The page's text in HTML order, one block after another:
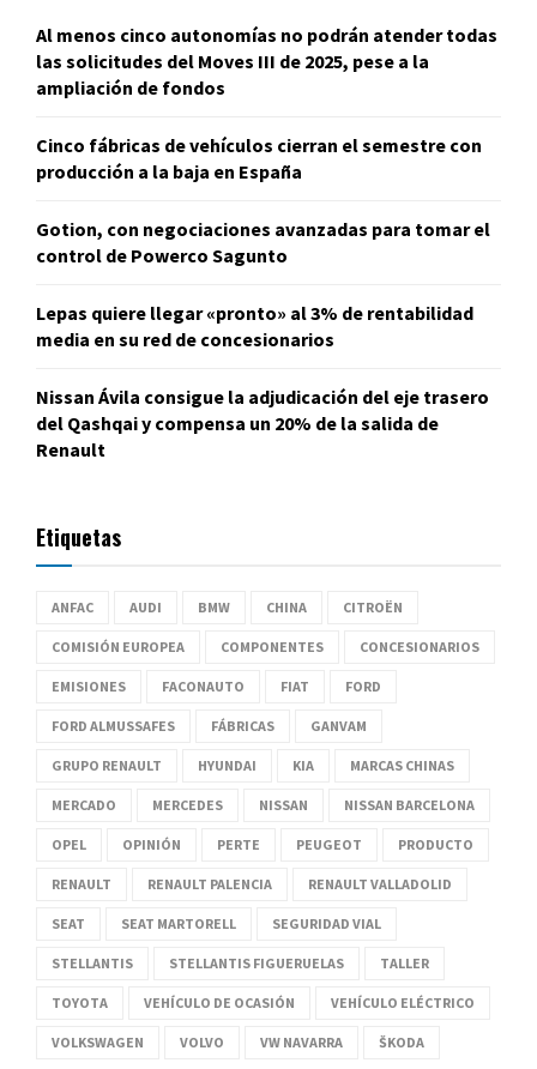
Al menos cinco autonomías no podrán atender todas
las solicitudes del Moves III de 2025, pese a la
ampliación de fondos
Cinco fábricas de vehículos cierran el semestre con
producción a la baja en España
Gotion, con negociaciones avanzadas para tomar el
control de Powerco Sagunto
Lepas quiere llegar «pronto» al 3% de rentabilidad
media en su red de concesionarios
Nissan Ávila consigue la adjudicación del eje trasero
del Qashqai y compensa un 20% de la salida de
Renault
Etiquetas
ANFAC AUDI BMW CHINA CITROËN
COMISIÓN EUROPEA COMPONENTES CONCESIONARIOS
EMISIONES FACONAUTO FIAT FORD
FORD ALMUSSAFES FÁBRICAS GANVAM
GRUPO RENAULT HYUNDAI KIA MARCAS CHINAS
MERCADO MERCEDES NISSAN NISSAN BARCELONA
OPEL OPINIÓN PERTE PEUGEOT PRODUCTO
RENAULT RENAULT PALENCIA RENAULT VALLADOLID
SEAT SEAT MARTORELL SEGURIDAD VIAL
STELLANTIS STELLANTIS FIGUERUELAS TALLER
TOYOTA VEHÍCULO DE OCASIÓN VEHÍCULO ELÉCTRICO
VOLKSWAGEN VOLVO VW NAVARRA ŠKODA